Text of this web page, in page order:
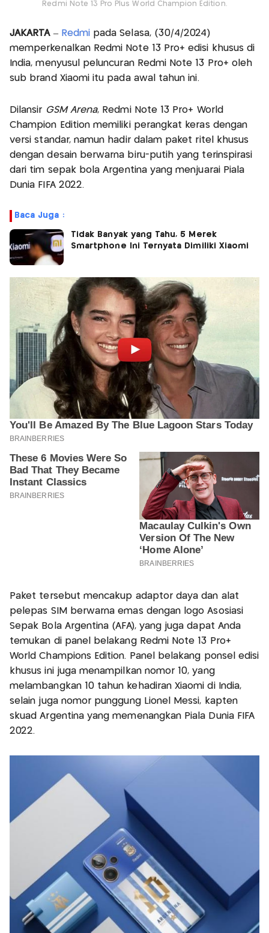
Redmi Note 13 Pro Plus World Champion Edition.
JAKARTA– Redmipada Selasa, (30/4/2024)
memperkenalkan Redmi Note 13 Pro+ edisi khusus di
India, menyusul peluncuran Redmi Note 13 Pro+ oleh
sub brand Xiaomi itu pada awal tahun ini.
Dilansir GSM Arena, Redmi Note 13 Pro+ World
Champion Edition memiliki perangkat keras dengan
versi standar, namun hadir dalam paket ritel khusus
dengan desain berwarna biru-putih yang terinspirasi
dari tim sepak bola Argentina yang menjuarai Piala
Dunia FIFA 2022.
Baca Juga :
Tidak Banyak yang Tahu, 5 Merek
Smartphone Ini Ternyata Dimiliki Xiaomi
Paket tersebut mencakup adaptor daya dan alat
pelepas SIM berwarna emas dengan logo Asosiasi
Sepak Bola Argentina (AFA), yang juga dapat Anda
temukan di panel belakang Redmi Note 13 Pro+
World Champions Edition. Panel belakang ponsel edisi
khusus ini juga menampilkan nomor 10, yang
melambangkan 10 tahun kehadiran Xiaomi di India,
selain juga nomor punggung Lionel Messi, kapten
skuad Argentina yang memenangkan Piala Dunia FIFA
2022.